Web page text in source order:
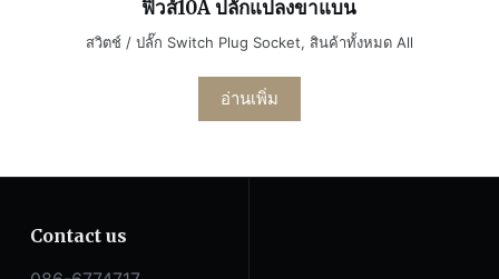
ฟิวส์10A ปลั๊กแปลงขาแบน
สวิตช์ / ปลั๊ก Switch Plug Socket, สินค้าทั้งหมด All
อ่านเพิ่ม
Contact us